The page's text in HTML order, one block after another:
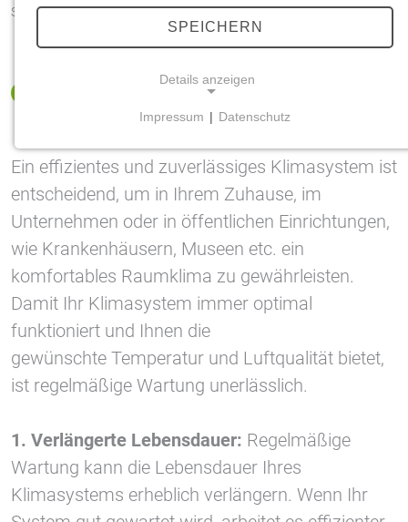
Startseite Professionelle Wartung
1. Warum ist Klimasystem-Wartung
so wichtig?
Ein effizientes und zuverlässiges Klimasystem ist
entscheidend, um in Ihrem Zuhause, im
Unternehmen oder in öffentlichen Einrichtungen,
wie Krankenhäusern, Museen etc. ein
komfortables Raumklima zu gewährleisten.
Damit Ihr Klimasystem immer optimal
funktioniert und Ihnen die
gewünschte Temperatur und Luftqualität bietet,
ist regelmäßige Wartung unerlässlich.
1. Verlängerte Lebensdauer: Regelmäßige
Wartung kann die Lebensdauer Ihres
Klimasystems erheblich verlängern. Wenn Ihr
SPEICHERN
Details anzeigen
Notwendige Cookies ermöglichen grundlegende
Funktionen und sind für die einwandfreie Funktion
der Website erforderlich.
Einverständnis-Cookie
Name:
cookie_consent
Zweck:
Dieser Cookie speichert die ausgewählten
Einverständnis-Optionen des Benutzers
1 Jahr
STATISTIK
Impressum | Datenschutz